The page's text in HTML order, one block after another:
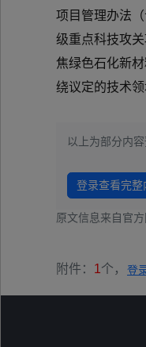
项目管理办法
级重点科技攻
焦绿色石化新
绕议定的技术
以上为部分内
登录查看完整
原文信息来自官方
附件： 1个， 登